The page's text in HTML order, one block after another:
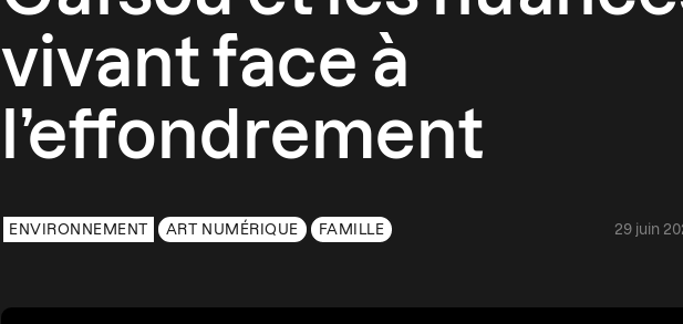
vivant face à
l’effondrement
ENVIRONNEMENT ART NUMÉRIQUE FAMILLE 29 juin